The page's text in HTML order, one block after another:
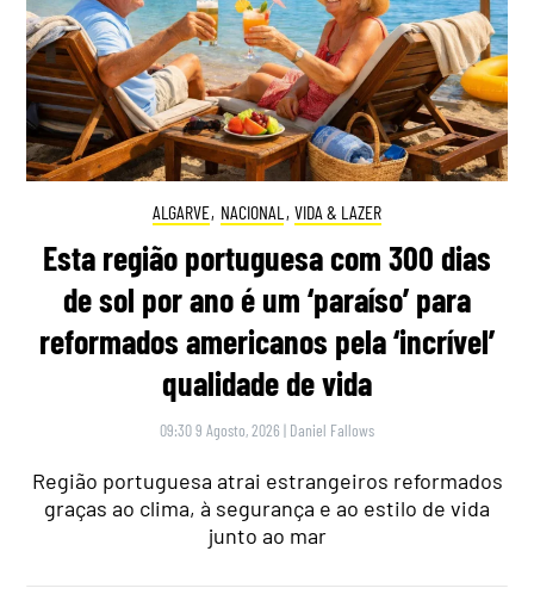
ALGARVE, NACIONAL , VIDA & LAZER
Esta região portuguesa com 300 dias
de sol por ano é um ‘paraíso’ para
reformados americanos pela ‘incrível’
qualidade de vida
09:30 9 Agosto, 2026 | Daniel Fallows
Região portuguesa atrai estrangeiros reformados
graças ao clima, à segurança e ao estilo de vida
junto ao mar